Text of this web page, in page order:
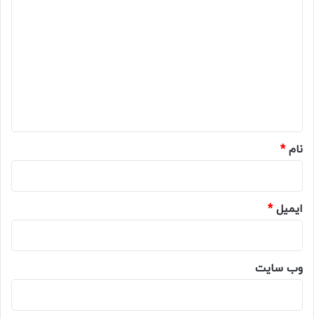
نام*
ایمیل*
وب‌ سایت